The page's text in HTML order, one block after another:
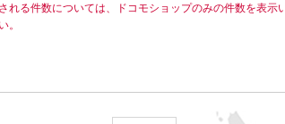
れる件数については、ドコモショップのみの件数を表
。